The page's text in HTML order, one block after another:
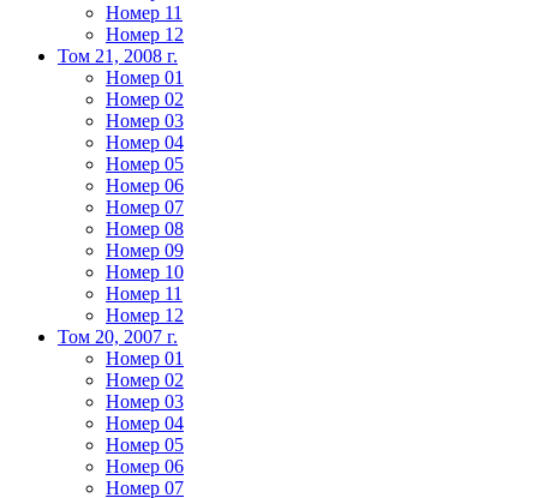
Номер 11
Номер 12
Том 21, 2008 г.
Номер 01
Номер 02
Номер 03
Номер 04
Номер 05
Номер 06
Номер 07
Номер 08
Номер 09
Номер 10
Номер 11
Номер 12
Том 20, 2007 г.
Номер 01
Номер 02
Номер 03
Номер 04
Номер 05
Номер 06
Номер 07